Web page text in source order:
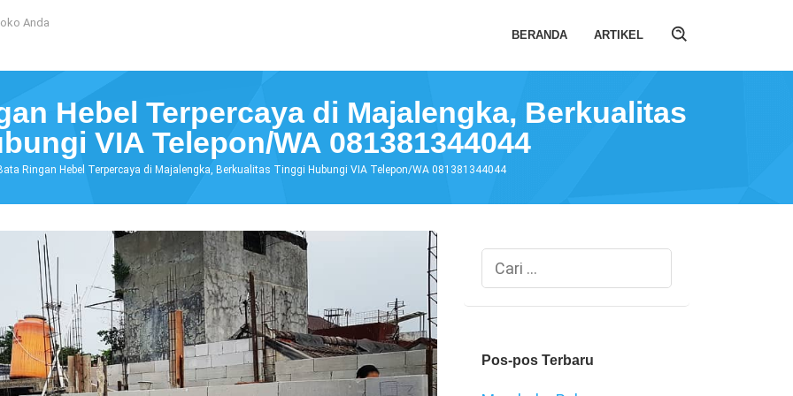
Anda
BERANDA
ARTIKEL
Hebel Terpercaya di Majalengka, Berkualitas
VIA Telepon/WA 081381344044
Ringan Hebel Terpercaya di Majalengka, Berkualitas Tinggi Hubungi VIA Telepon/WA 081381344044
Cari
untuk:
Pos-pos Terbaru